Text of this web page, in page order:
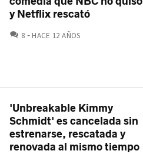
y Netflix rescató
8 COMENTARIOS
HACE 12 AÑOS
'Unbreakable Kimmy
Schmidt' es cancelada sin
estrenarse, rescatada y
renovada al mismo tiempo